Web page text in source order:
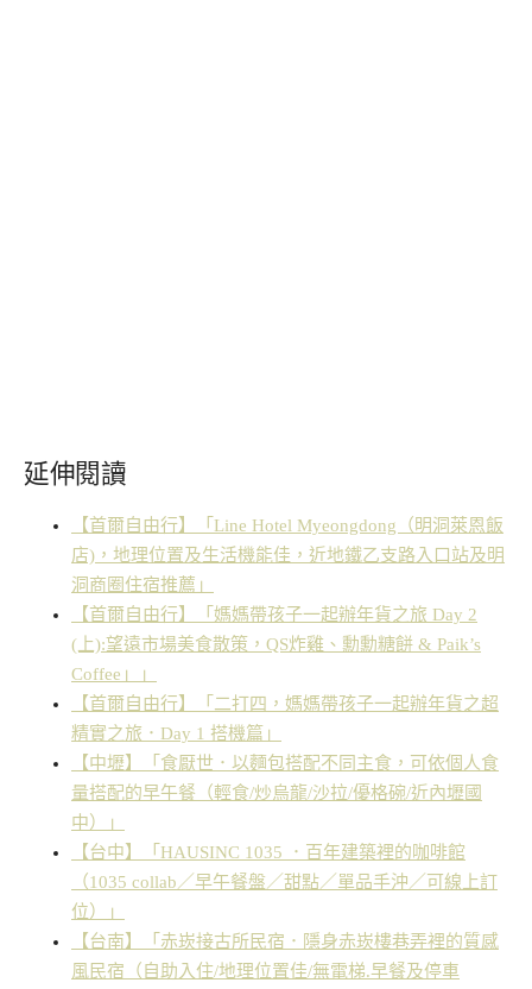
延伸閱讀
【首爾自由行】「Line Hotel Myeongdong（明洞萊恩飯
店)，地理位置及生活機能佳，近地鐵乙支路入口站及明
洞商圈住宿推薦」
【首爾自由行】「媽媽帶孩子一起辦年貨之旅 Day 2
(上):望遠市場美食散策，QS炸雞、勳勳糖餅 & Paik’s
Coffee」」
【首爾自由行】「二打四，媽媽帶孩子一起辦年貨之超
精實之旅．Day 1 搭機篇」
【中壢】「食厭世．以麵包搭配不同主食，可依個人食
量搭配的早午餐（輕食/炒烏龍/沙拉/優格碗/近內壢國
中）」
【台中】「HAUSINC 1035 ．百年建築裡的咖啡館
（1035 collab／早午餐盤／甜點／單品手沖／可線上訂
位）」
【台南】「赤崁接古所民宿．隱身赤崁樓巷弄裡的質感
風民宿（自助入住/地理位置佳/無電梯.早餐及停車